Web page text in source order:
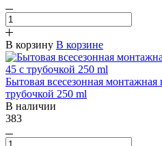
В корзину В корзине
Бытовая всесезонная
трубочкой 250 ml
В наличии
383